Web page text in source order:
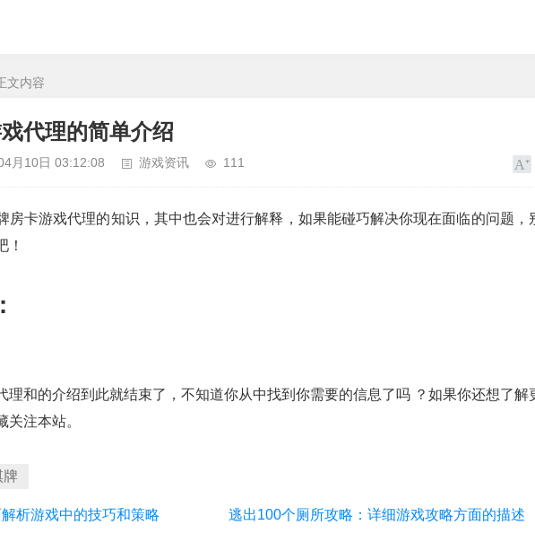
文内容
代理的简单介绍
月10日 03:12:08 游戏资讯 111
房卡游戏代理的知识，其中也会对进行解释，如果能碰巧解决你现在面临的问题，
！
理和的介绍到此就结束了，不知道你从中找到你需要的信息了吗 ？如果你还想了解
注本站。
牌
析游戏中的技巧和策略 逃出100个厕所攻略：详细游戏攻略方面的描述